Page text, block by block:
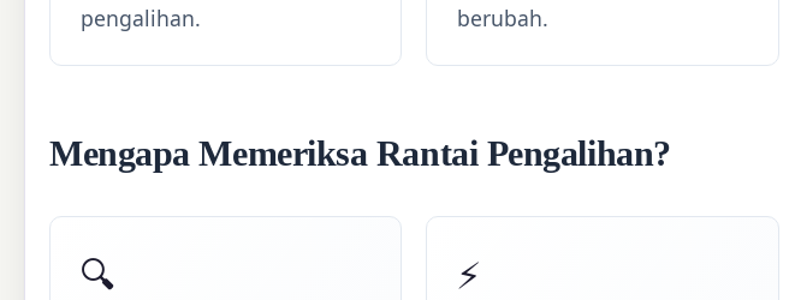
pengalihan.
berubah.
Mengapa Memeriksa Rantai Pengalihan?
🔍 ⚡